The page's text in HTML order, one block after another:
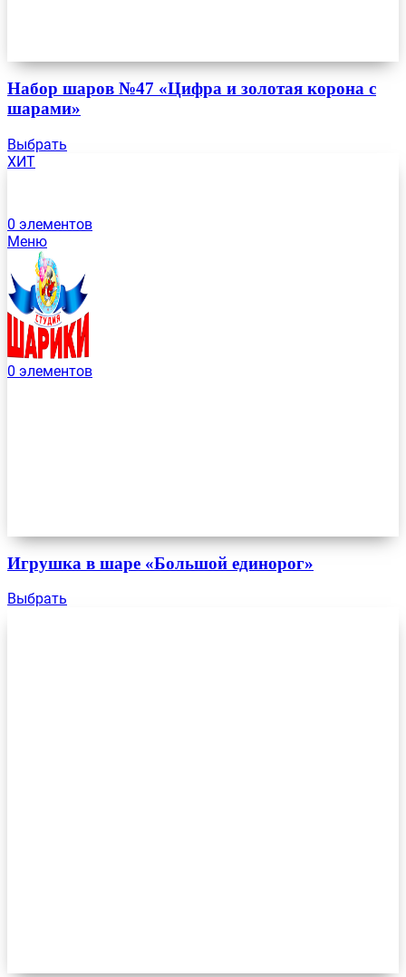
0 элементов
Меню
0 элементов
Набор шаров №47 «Цифра и золотая корона с
шарами»
Выбрать
ХИТ
Игрушка в шаре «Большой единорог»
Выбрать